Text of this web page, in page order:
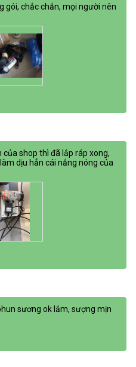
gói, chắc chắn, mọi người nên
shop thì đã lắp ráp xong,
dịu hẳn cái nắng nóng của
sương ok lắm, sượng mịn